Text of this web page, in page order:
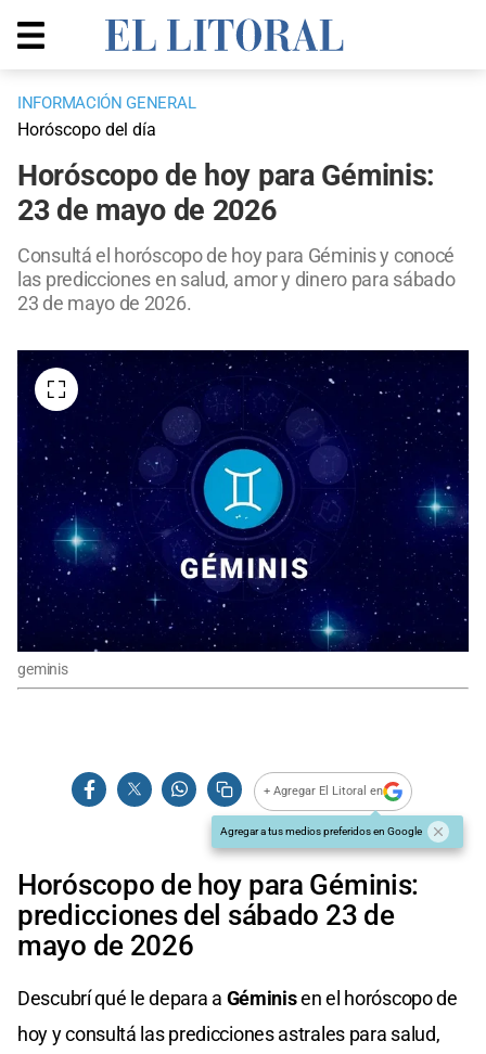
INFORMACIÓN GENERAL
Horóscopo del día
Horóscopo de hoy para Géminis:
23 de mayo de 2026
Consultá el horóscopo de hoy para Géminis y conocé
las predicciones en salud, amor y dinero para sábado
23 de mayo de 2026.
geminis
+ Agregar El Litoral en
Agregar a tus medios preferidos en Google
Horóscopo de hoy para Géminis:
predicciones del sábado 23 de
mayo de 2026
Descubrí qué le depara a Géminisen el horóscopo de
hoy y consultá las predicciones astrales para salud,